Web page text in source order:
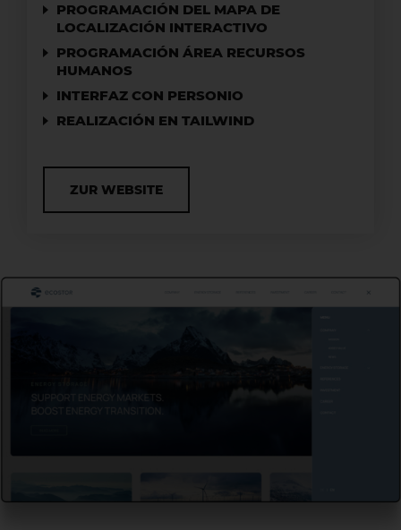
PROGRAMACIÓN DEL MAPA DE
LOCALIZACIÓN INTERACTIVO
PROGRAMACIÓN ÁREA RECURSOS
HUMANOS
INTERFAZ CON PERSONIO
REALIZACIÓN EN TAILWIND
ZUR WEBSITE